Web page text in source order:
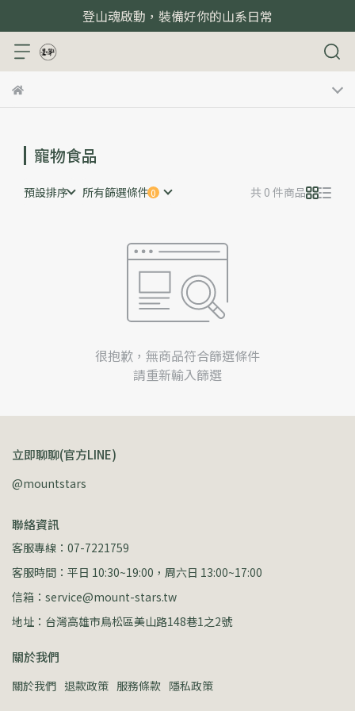
登山魂啟動，裝備好你的山系日常
寵物食品
預設排序 所有篩選條件 共 0 件商品
很抱歉，無商品符合篩選條件
請重新輸入篩選
立即聊聊(官方LINE)
@mountstars
聯絡資訊
客服專線：07-7221759
客服時間：平日 10:30~19:00，周六日 13:00~17:00
信箱：service@mount-stars.tw
地址：台灣高雄市鳥松區美山路148巷1之2號
關於我們
關於我們 退款政策 服務條款 隱私政策